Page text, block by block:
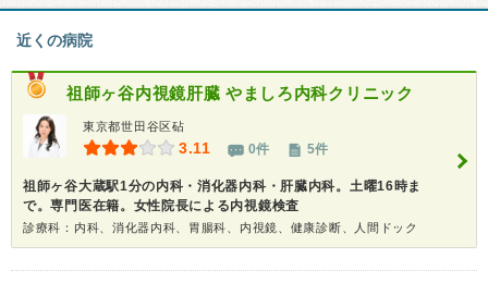
近くの病院
祖師ヶ谷内視鏡肝臓 やましろ内科クリニック
東京都世田谷区砧
3.11 0件 5件
祖師ヶ谷大蔵駅1分の内科・消化器内科・肝臓内科。土曜16時ま
で。専門医在籍。女性院長による内視鏡検査
診療科：内科、消化器内科、胃腸科、内視鏡、健康診断、人間ドック